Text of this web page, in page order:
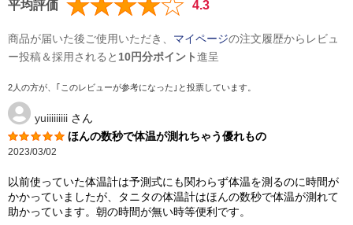
平均評価 4.3
商品が届いた後ご使用いただき、 マイページの注文履歴からレビュ
ー投稿＆採用されると 10円分ポイント進呈
2人の方が、｢このレビューが参考になった｣と投票しています。
yuiiiiiiiii さん
ほんの数秒で体温が測れちゃう優れもの
2023/03/02
以前使っていた体温計は予測式にも関わらず体温を測るのに時間が
かかっていましたが、タニタの体温計はほんの数秒で体温が測れて
助かっています。朝の時間が無い時等便利です。